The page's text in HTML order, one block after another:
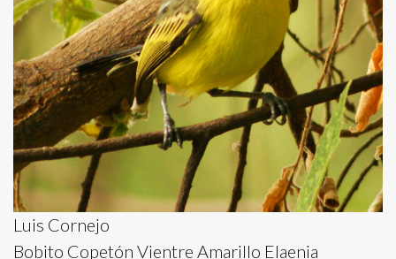
Luis Cornejo
Bobito Copetón Vientre Amarillo Elaenia